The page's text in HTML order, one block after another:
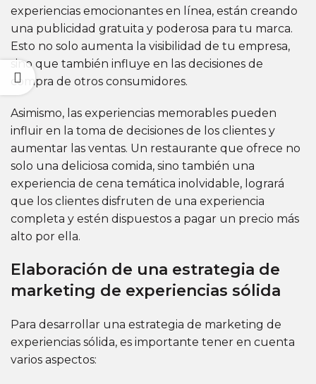
experiencias emocionantes en línea, están creando
una publicidad gratuita y poderosa para tu marca.
Esto no solo aumenta la visibilidad de tu empresa,
sino que también influye en las decisiones de
compra de otros consumidores.
Asimismo, las experiencias memorables pueden
influir en la toma de decisiones de los clientes y
aumentar las ventas. Un restaurante que ofrece no
solo una deliciosa comida, sino también una
experiencia de cena temática inolvidable, logrará
que los clientes disfruten de una experiencia
completa y estén dispuestos a pagar un precio más
alto por ella.
Elaboración de una estrategia de
marketing de experiencias sólida
Para desarrollar una estrategia de marketing de
experiencias sólida, es importante tener en cuenta
varios aspectos: